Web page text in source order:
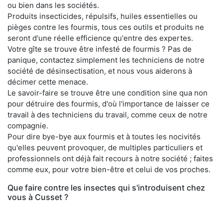
ou bien dans les sociétés.
Produits insecticides, répulsifs, huiles essentielles ou
pièges contre les fourmis, tous ces outils et produits ne
seront d'une réelle efficience qu'entre des expertes.
Votre gîte se trouve être infesté de fourmis ? Pas de
panique, contactez simplement les techniciens de notre
société de désinsectisation, et nous vous aiderons à
décimer cette menace.
Le savoir-faire se trouve être une condition sine qua non
pour détruire des fourmis, d'où l'importance de laisser ce
travail à des techniciens du travail, comme ceux de notre
compagnie.
Pour dire bye-bye aux fourmis et à toutes les nocivités
qu'elles peuvent provoquer, de multiples particuliers et
professionnels ont déjà fait recours à notre société ; faites
comme eux, pour votre bien-être et celui de vos proches.
Que faire contre les insectes qui s'introduisent chez
vous à Cusset ?